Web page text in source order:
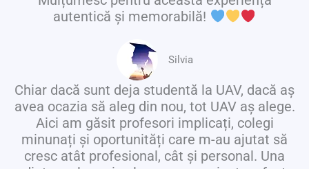
autentică și memorabilă!
Silvia
Chiar dacă sunt deja studentă la UAV, dacă aș
avea ocazia să aleg din nou, tot UAV aș alege.
Aici am găsit profesori implicați, colegi
minunați și oportunități care m-au ajutat să
cresc atât profesional, cât și personal. Una